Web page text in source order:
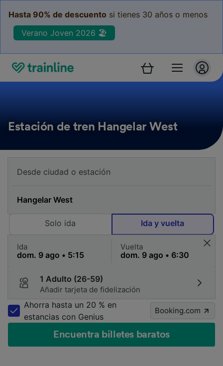
Hasta 90% de descuento si tienes 30 años o menos
Verano Joven 2026 🏖️
Estación de tren Hangelar West
Solo ida Ida y vuelta
Ida Vuelta
1 Adulto (26-59)
Añadir tarjeta de fidelización
Ahorra hasta un 20 % en
estancias con Genius
Booking.com
Encuentra billetes baratos